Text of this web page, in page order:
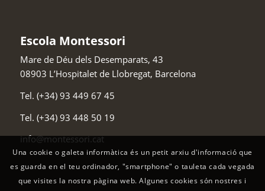
Escola Montessori
Mare de Déu dels Desemparats, 43
08903 L’Hospitalet de Llobregat, Barcelona
Tel. (+34) 93 449 67 45
Tel. (+34) 93 448 50 19
info@montessori.cat
Una cookie o galeta informàtica és un petit arxiu d'informació que
es guarda en el teu ordinador, "smartphone" o tauleta cada vegada
que visites la nostra pàgina web. Algunes cookies són nostres i